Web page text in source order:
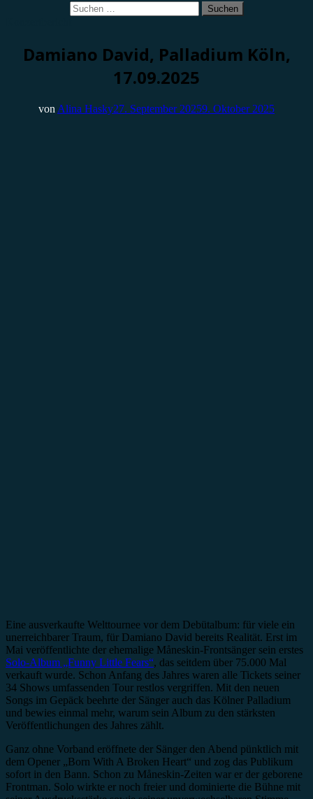
Suchen
nach:
Damiano David, Palladium Köln,
17.09.2025
von Alina Hasky27. September 20259. Oktober 2025
Eine ausverkaufte Welttournee vor dem Debütalbum: für viele ein
unerreichbarer Traum, für Damiano David bereits Realität. Erst im
Mai veröffentlichte der ehemalige Måneskin-Frontsänger sein erstes
Solo-Album „Funny Little Fears“, das seitdem über 75.000 Mal
verkauft wurde. Schon Anfang des Jahres waren alle Tickets seiner
34 Shows umfassenden Tour restlos vergriffen. Mit den neuen
Songs im Gepäck beehrte der Sänger auch das Kölner Palladium
und bewies einmal mehr, warum sein Album zu den stärksten
Veröffentlichungen des Jahres zählt.
Ganz ohne Vorband eröffnete der Sänger den Abend pünktlich mit
dem Opener „Born With A Broken Heart“ und zog das Publikum
sofort in den Bann. Schon zu Måneskin-Zeiten war er der geborene
Frontman. Solo wirkte er noch freier und dominierte die Bühne mit